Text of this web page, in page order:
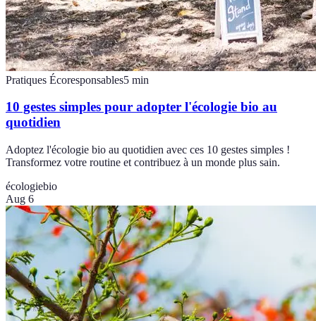
Pratiques Écoresponsables5 min
10 gestes simples pour adopter l'écologie bio au
quotidien
Adoptez l'écologie bio au quotidien avec ces 10 gestes simples !
Transformez votre routine et contribuez à un monde plus sain.
écologiebio
Aug 6